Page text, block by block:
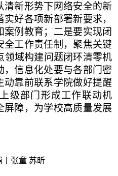
清新形势下网络安全的新
好各项新部署新要求，
例教育；二是要实现闭
全工作责任制，聚焦关键
领域构建问题闭环清零机
，信息化处要与各部门密
动靠前联系学院做好提醒
级部门形成工作联动机
屏障，为学校高质量发展
张童 苏昕